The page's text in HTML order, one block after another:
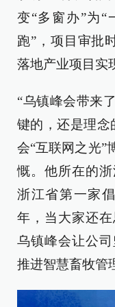
变“多窗办”为“
跑”，项目审批
落地产业项目实
“乌镇峰会带来
键的，还是理念
会“互联网之光”
慨。他所在的
浙江省第一家
年，当大家还
乌镇峰会让公
推进智慧畜牧管